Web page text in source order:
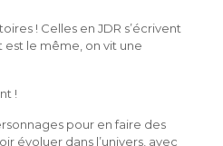
! Celles en JDR s’écrivent
est le même, on vit une
!
pour en faire des
évoluer dans l’univers, avec